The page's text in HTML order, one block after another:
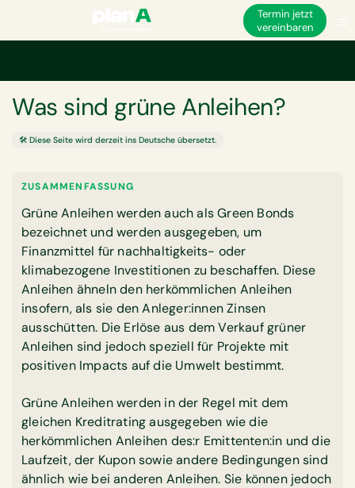
Termin jetzt
vereinbaren
Was sind grüne Anleihen?
🛠️ Diese Seite wird derzeit ins Deutsche übersetzt.
ZUSAMMENFASSUNG
Grüne Anleihen werden auch als Green Bonds
bezeichnet und werden ausgegeben, um
Finanzmittel für nachhaltigkeits- oder
klimabezogene Investitionen zu beschaffen. Diese
Anleihen ähneln den herkömmlichen Anleihen
insofern, als sie den Anleger:innen Zinsen
ausschütten. Die Erlöse aus dem Verkauf grüner
Anleihen sind jedoch speziell für Projekte mit
positiven Impacts auf die Umwelt bestimmt.
Grüne Anleihen werden in der Regel mit dem
gleichen Kreditrating ausgegeben wie die
herkömmlichen Anleihen des:r Emittenten:in und die
Laufzeit, der Kupon sowie andere Bedingungen sind
ähnlich wie bei anderen Anleihen. Sie können jedoch